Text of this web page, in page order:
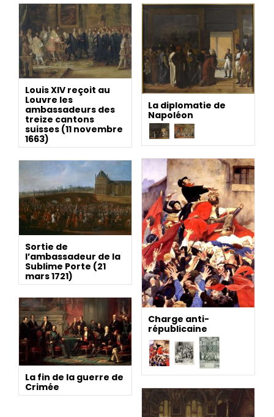
Louis XIV reçoit au
Louvre les
ambassadeurs des
treize cantons
suisses (11 novembre
1663)
La diplomatie de
Napoléon
Charge anti-
républicaine
Sortie de
l’ambassadeur de la
Sublime Porte (21
mars 1721)
La fin de la guerre de
Crimée